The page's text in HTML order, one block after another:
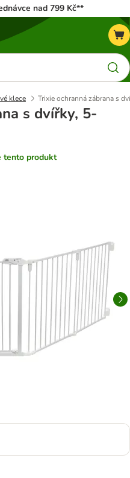
nad 799 Kč**
klece Trixie ochranná zábrana s
s dvířky, 5-
tento produkt